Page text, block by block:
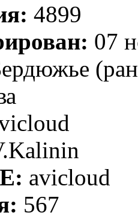
4899
07
avicloud
567